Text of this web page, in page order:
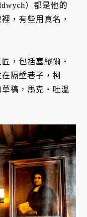
）都是他的
，有些用真名，
，包括塞繆爾・
隔壁巷子，柯
稿，馬克・吐溫